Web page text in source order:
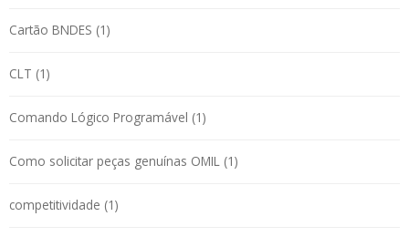
Cartão BNDES (1)
CLT (1)
Comando Lógico Programável (1)
Como solicitar peças genuínas OMIL (1)
competitividade (1)